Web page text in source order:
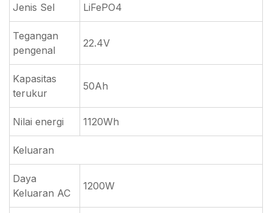
Jenis Sel LiFePO4
Tegangan
pengenal
22.4V
Kapasitas
terukur
50Ah
Nilai energi 1120Wh
Keluaran
Daya
Keluaran AC
1200W